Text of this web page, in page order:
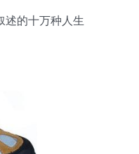
述的十万种人生